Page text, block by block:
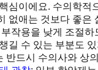
심이에요. 수의학적
없애는 것보다 좋은
작용을 낮게 조절하
길 수 있는 부분도
반드시 수의사와 상